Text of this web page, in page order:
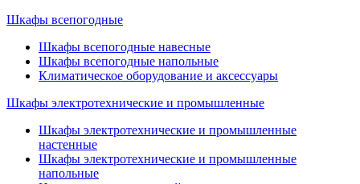
Шкафы всепогодные
Шкафы всепогодные навесные
Шкафы всепогодные напольные
Климатическое оборудование и аксессуары
Шкафы электротехнические и промышленные
Шкафы электротехнические и промышленные
настенные
Шкафы электротехнические и промышленные
напольные